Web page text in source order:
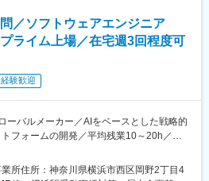
定期的に本人希望を確認、組織方針も含
ます。
度（業務内容・タイミングによる）
が基本的に神戸地区での勤務を想定して
1日
／ソフトウェアエンジニア
ライム上場／在宅週3回程度可
験歓迎
ーバルメーカー／AIをベースとした戦略的
フォームの開発／平均残業10～20h／リ
所住所：神奈川県横浜市西区岡野2丁目4